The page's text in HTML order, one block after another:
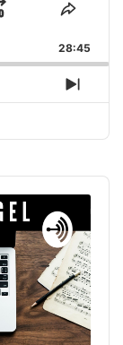
Forward
Share
28:45
Next